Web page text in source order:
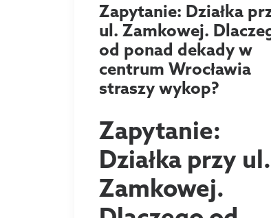
Zapytanie: Działka
ul. Zamkowej.
od ponad dekady w
centrum Wrocławia
straszy wykop?
Zapytanie:
Działka przy ul.
Zamkowej.